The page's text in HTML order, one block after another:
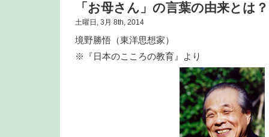
「お母さん」の言葉の由来とは？
土曜日, 3月 8th, 2014
境野勝悟（東洋思想家）
※『日本のこころの教育』より